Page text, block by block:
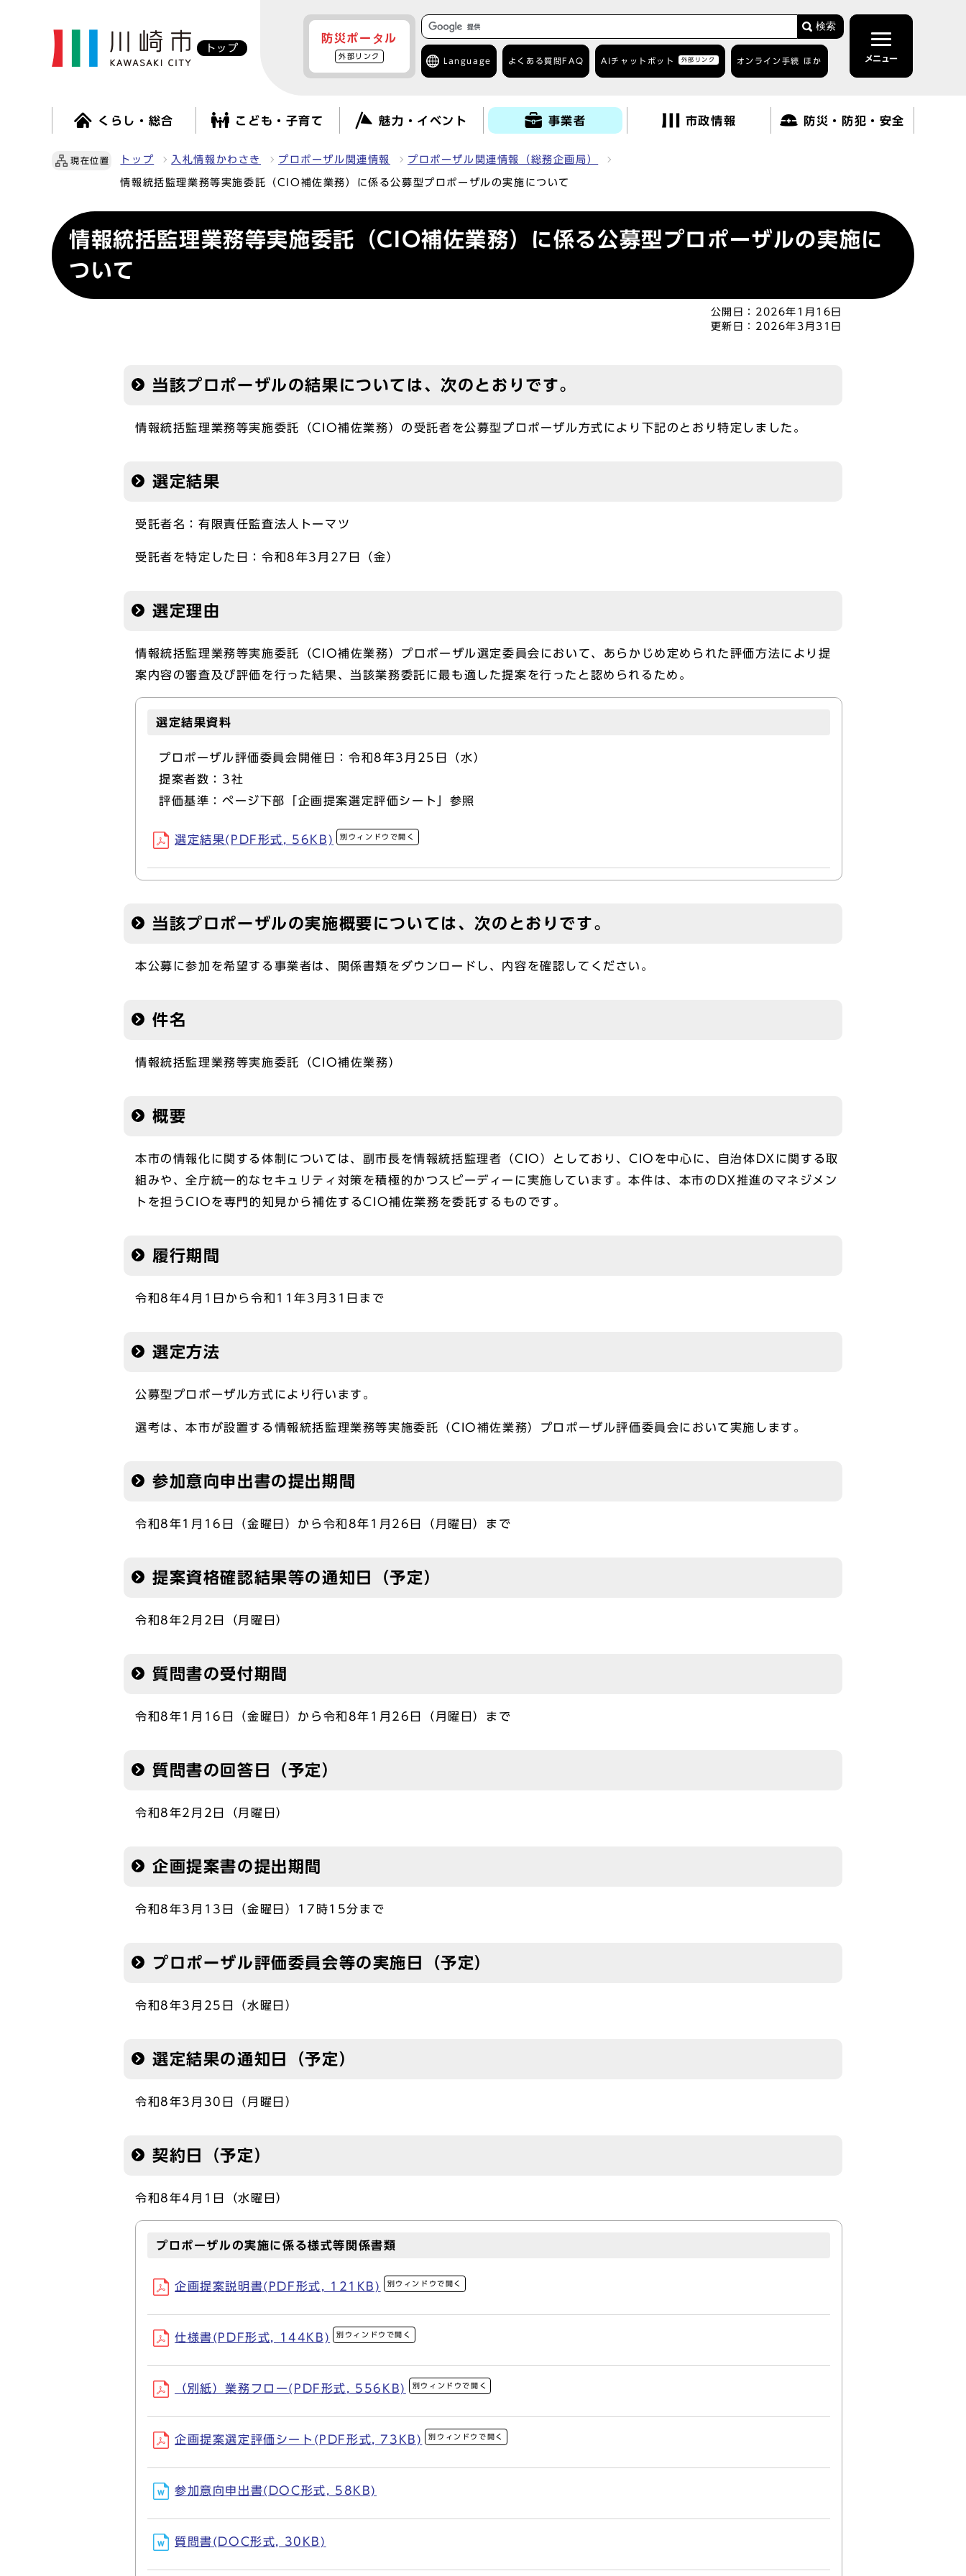
トップ
防災ポータル
外部リンク
検索
Language よくある質問 FAQ AIチャットボット 外部リンク オンライン手続 ほか メニュー
くらし・総合 こども・子育て 魅力・イベント 事業者 市政情報 防災・防犯・安全
現在位置 トップ 入札情報かわさき プロポーザル関連情報 プロポーザル関連情報（総務企画局）
情報統括監理業務等実施委託（CIO補佐業務）に係る公募型プロポーザルの実施について
情報統括監理業務等実施委託（CIO補佐業務）に係る公募型プロポーザルの実施に
ついて
公開日： 2026年1月16日
更新日： 2026年3月31日
当該プロポーザルの結果については、次のとおりです。
情報統括監理業務等実施委託（CIO補佐業務）の受託者を公募型プロポーザル方式により下記のとおり特定しました。
選定結果
受託者名：有限責任監査法人トーマツ
受託者を特定した日：令和8年3月27日（金）
選定理由
情報統括監理業務等実施委託（CIO補佐業務）プロポーザル選定委員会において、あらかじめ定められた評価方法により提
案内容の審査及び評価を行った結果、当該業務委託に最も適した提案を行ったと認められるため。
選定結果資料
プロポーザル評価委員会開催日：令和8年3月25日（水）
提案者数：3社
評価基準：ページ下部「企画提案選定評価シート」参照
選定結果(PDF形式, 56KB) 別ウィンドウで開く
当該プロポーザルの実施概要については、次のとおりです。
本公募に参加を希望する事業者は、関係書類をダウンロードし、内容を確認してください。
件名
情報統括監理業務等実施委託（CIO補佐業務）
概要
本市の情報化に関する体制については、副市長を情報統括監理者（CIO）としており、CIOを中心に、自治体DXに関する取
組みや、全庁統一的なセキュリティ対策を積極的かつスピーディーに実施しています。本件は、本市のDX推進のマネジメン
トを担うCIOを専門的知見から補佐するCIO補佐業務を委託するものです。
履行期間
令和8年4月1日から令和11年3月31日まで
選定方法
公募型プロポーザル方式により行います。
選考は、本市が設置する情報統括監理業務等実施委託（CIO補佐業務）プロポーザル評価委員会において実施します。
参加意向申出書の提出期間
令和8年1月16日（金曜日）から令和8年1月26日（月曜日）まで
提案資格確認結果等の通知日（予定）
令和8年2月2日（月曜日）
質問書の受付期間
令和8年1月16日（金曜日）から令和8年1月26日（月曜日）まで
質問書の回答日（予定）
令和8年2月2日（月曜日）
企画提案書の提出期間
令和8年3月13日（金曜日）17時15分まで
プロポーザル評価委員会等の実施日（予定）
令和8年3月25日（水曜日）
選定結果の通知日（予定）
令和8年3月30日（月曜日）
契約日（予定）
令和8年4月1日（水曜日）
プロポーザルの実施に係る様式等関係書類
企画提案説明書(PDF形式, 121KB) 別ウィンドウで開く
仕様書(PDF形式, 144KB) 別ウィンドウで開く
（別紙）業務フロー(PDF形式, 556KB) 別ウィンドウで開く
企画提案選定評価シート(PDF形式, 73KB) 別ウィンドウで開く
参加意向申出書(DOC形式, 58KB)
質問書(DOC形式, 30KB)